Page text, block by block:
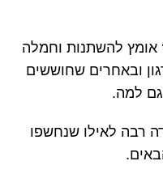
להשתנות וחמלה
ובאחרים שחוששים
למה.
רבה לאילו שנחשפו